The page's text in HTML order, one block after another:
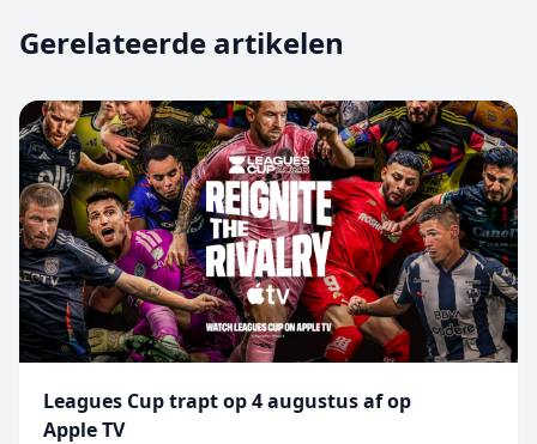
Gerelateerde artikelen
Leagues Cup trapt op 4 augustus af op
Apple TV